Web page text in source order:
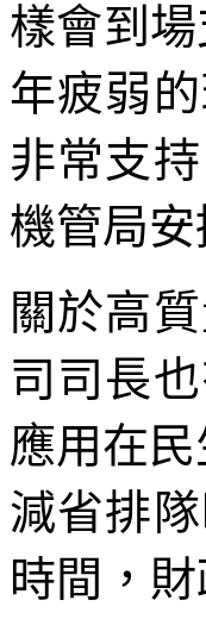
樣會到
年疲弱
非常支
機管局
關於高
司司長
應用在
減省排
時間，